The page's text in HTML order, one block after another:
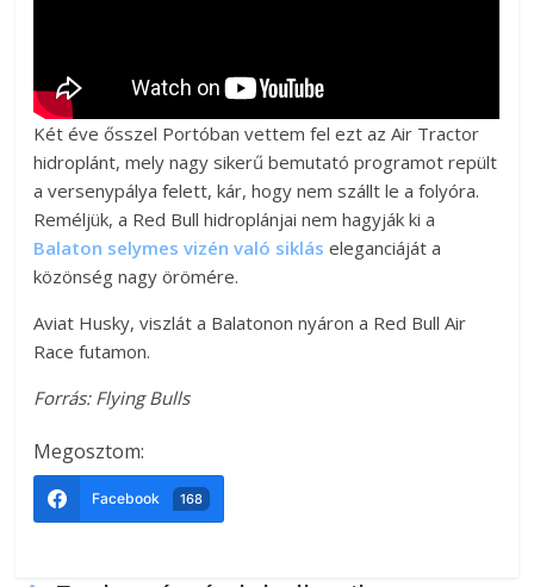
Két éve ősszel Portóban vettem fel ezt az Air Tractor
hidroplánt, mely nagy sikerű bemutató programot repült
a versenypálya felett, kár, hogy nem szállt le a folyóra.
Reméljük, a Red Bull hidroplánjai nem hagyják ki a
Balaton selymes vizén való siklás eleganciáját a
közönség nagy örömére.
Aviat Husky, viszlát a Balatonon nyáron a Red Bull Air
Race futamon.
Forrás: Flying Bulls
Megosztom:
Facebook 168